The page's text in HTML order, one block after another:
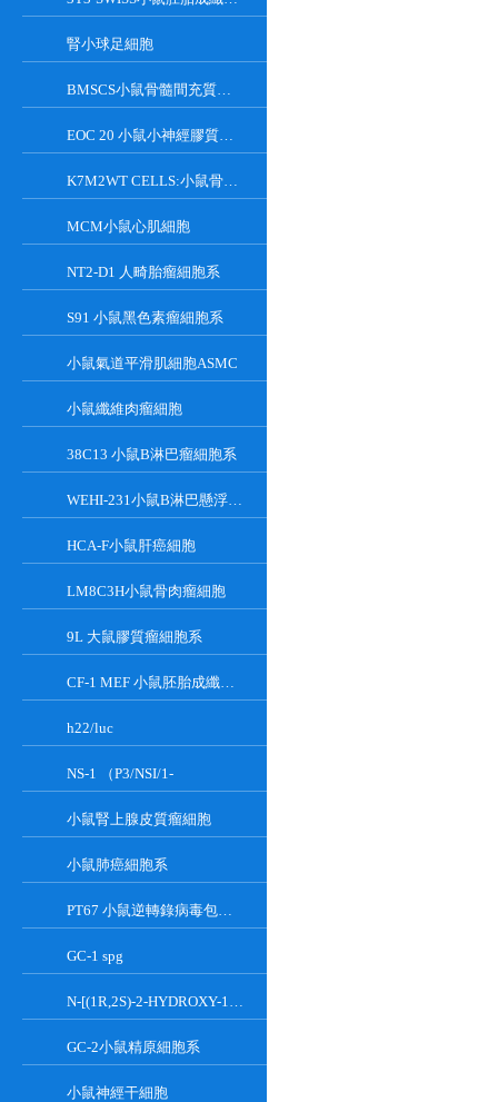
腎小球足細胞
BMSCS小鼠骨髓間充質干細胞
EOC 20 小鼠小神經膠質細胞系
K7M2WT CELLS:小鼠骨肉瘤成骨細胞系
MCM小鼠心肌細胞
NT2-D1 人畸胎瘤細胞系
S91 小鼠黑色素瘤細胞系
小鼠氣道平滑肌細胞ASMC
小鼠纖維肉瘤細胞
38C13 小鼠B淋巴瘤細胞系
WEHI-231小鼠B淋巴懸浮細胞系
HCA-F小鼠肝癌細胞
LM8C3H小鼠骨肉瘤細胞
9L 大鼠膠質瘤細胞系
CF-1 MEF 小鼠胚胎成纖維細胞系
h22/luc
NS-1 （P3/NSI/1-
小鼠腎上腺皮質瘤細胞
小鼠肺癌細胞系
PT67 小鼠逆轉錄病毒包裝細胞系
GC-1 spg
N-[(1R,2S)-2-HYDROXY-1-HYDROXYMETHYL-2-(2-TRIDECYL-1-CYCLOPROPENYL)ETHYL]OCT;GT-11
GC-2小鼠精原細胞系
小鼠神經干細胞